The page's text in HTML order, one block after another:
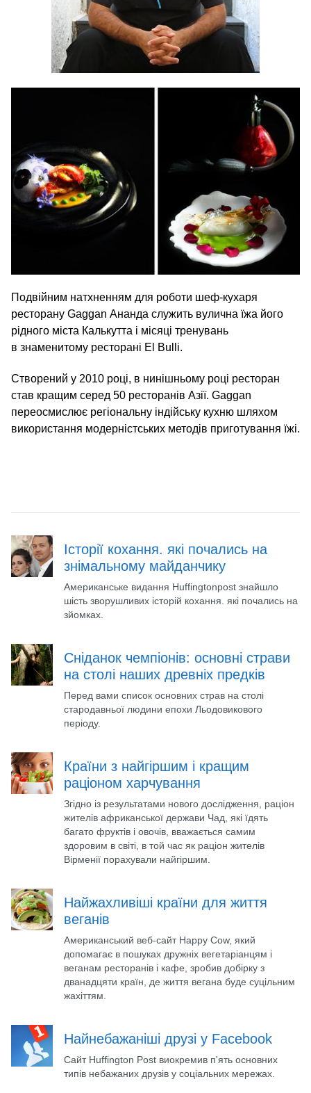
Подвійним натхненням для роботи шеф-кухаря
ресторану Gaggan Ананда служить вулична їжа його
рідного міста Калькутта і місяці тренувань
в знаменитому ресторані El Bulli.
Створений у 2010 році, в нинішньому році ресторан
став кращим серед 50 ресторанів Азії. Gaggan
переосмислює регіональну індійську кухню шляхом
використання модерністських методів приготування їжі.
Історії кохання. які почались на
знімальному майданчику
Американське видання Huffingtonpost знайшло
шість зворушливих історій кохання. які почались на
зйомках.
Сніданок чемпіонів: основні страви
на столі наших древніх предків
Перед вами список основних страв на столі
стародавньої людини епохи Льодовикового
періоду.
Країни з найгіршим і кращим
раціоном харчування
Згідно із результатами нового дослідження, раціон
жителів африканської держави Чад, які їдять
багато фруктів і овочів, вважається самим
здоровим в світі, в той час як раціон жителів
Вірменії порахували найгіршим.
Найжахливіші країни для життя
веганів
Американський веб-сайт Happy Cow, який
допомагає в пошуках дружніх вегетаріанцям і
веганам ресторанів і кафе, зробив добірку з
дванадцяти країн, де життя вегана буде суцільним
жахіттям.
Найнебажаніші друзі у Facebook
Сайт Huffington Post виокремив п'ять основних
типів небажаних друзів у соціальних мережах.